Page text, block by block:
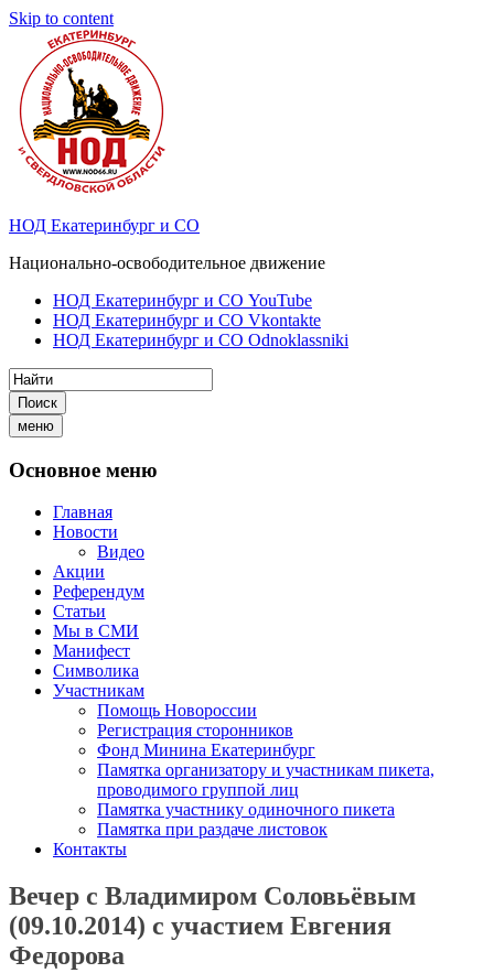
Skip to content
НОД Екатеринбург и СО
Национально-освободительное движение
НОД Екатеринбург и СО YouTube
НОД Екатеринбург и СО Vkontakte
НОД Екатеринбург и СО Odnoklassniki
Поиск
меню
Основное меню
Главная
Новости
Видео
Акции
Референдум
Статьи
Мы в СМИ
Манифест
Символика
Участникам
Помощь Новороссии
Регистрация сторонников
Фонд Минина Екатеринбург
Памятка организатору и участникам пикета,
проводимого группой лиц
Памятка участнику одиночного пикета
Памятка при раздаче листовок
Контакты
Вечер с Владимиром Соловьёвым
(09.10.2014) с участием Евгения
Федорова